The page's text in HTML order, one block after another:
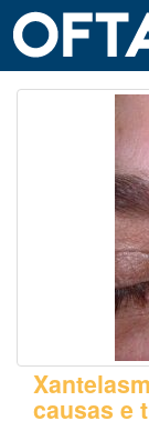
causas e